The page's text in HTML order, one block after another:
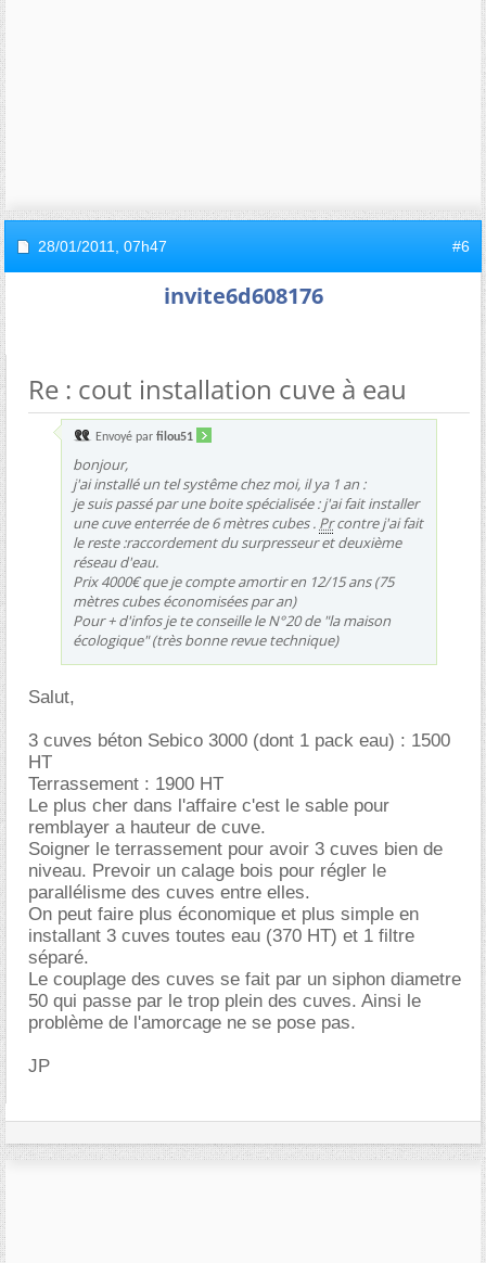
28/01/2011, 07h47 #6
invite6d608176
Re : cout installation cuve à eau
Envoyé par filou51
bonjour,
j'ai installé un tel systême chez moi, il ya 1 an :
je suis passé par une boite spécialisée : j'ai fait installer
une cuve enterrée de 6 mètres cubes . Prcontre j'ai fait
le reste :raccordement du surpresseur et deuxième
réseau d'eau.
Prix 4000€ que je compte amortir en 12/15 ans (75
mètres cubes économisées par an)
Pour + d'infos je te conseille le N°20 de "la maison
écologique" (très bonne revue technique)
Salut,
3 cuves béton Sebico 3000 (dont 1 pack eau) : 1500
HT
Terrassement : 1900 HT
Le plus cher dans l'affaire c'est le sable pour
remblayer a hauteur de cuve.
Soigner le terrassement pour avoir 3 cuves bien de
niveau. Prevoir un calage bois pour régler le
parallélisme des cuves entre elles.
On peut faire plus économique et plus simple en
installant 3 cuves toutes eau (370 HT) et 1 filtre
séparé.
Le couplage des cuves se fait par un siphon diametre
50 qui passe par le trop plein des cuves. Ainsi le
problème de l'amorcage ne se pose pas.
JP